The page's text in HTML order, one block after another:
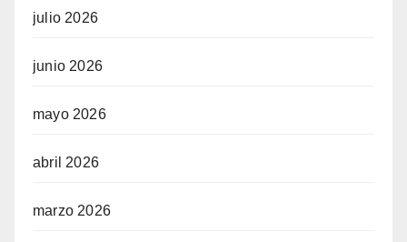
julio 2026
junio 2026
mayo 2026
abril 2026
marzo 2026